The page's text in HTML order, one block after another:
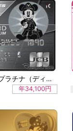
JAL・JCBカード プラチナ（ディズニーデザイン）
年34,100円